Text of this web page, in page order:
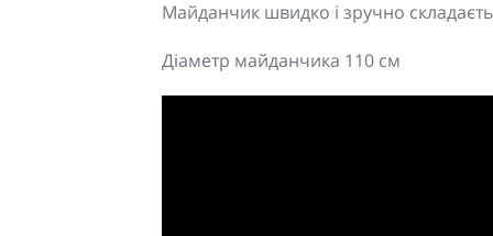
Майданчик швидко і зручно
Діаметр майданчика 110 см